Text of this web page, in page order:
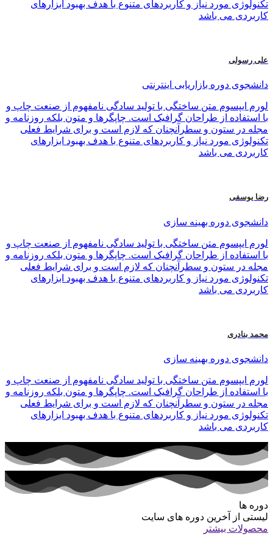
تکنولوژی مورد نیاز و کاربردهای متنوع با هدف بهبود ابزارهای
کاربردی می باشد
علی رسولی
دانشجوی دوره بازاریابی اینترنتی
لورم ایپسوم متن ساختگی با تولید سادگی نامفهوم از صنعت چاپ و
با استفاده از طراحان گرافیک است. چاپگرها و متون بلکه روزنامه و
مجله در ستون و سطرآنچنان که لازم است و برای شرایط فعلی
تکنولوژی مورد نیاز و کاربردهای متنوع با هدف بهبود ابزارهای
کاربردی می باشد
رضا یوسفی
دانشجوی دوره بهینه سازی
لورم ایپسوم متن ساختگی با تولید سادگی نامفهوم از صنعت چاپ و
با استفاده از طراحان گرافیک است. چاپگرها و متون بلکه روزنامه و
مجله در ستون و سطرآنچنان که لازم است و برای شرایط فعلی
تکنولوژی مورد نیاز و کاربردهای متنوع با هدف بهبود ابزارهای
کاربردی می باشد
محمد بنادری
دانشجوی دوره بهینه سازی
لورم ایپسوم متن ساختگی با تولید سادگی نامفهوم از صنعت چاپ و
با استفاده از طراحان گرافیک است. چاپگرها و متون بلکه روزنامه و
مجله در ستون و سطرآنچنان که لازم است و برای شرایط فعلی
تکنولوژی مورد نیاز و کاربردهای متنوع با هدف بهبود ابزارهای
کاربردی می باشد
دوره ها
لیستی از آخرین دوره های سایت
محصولات بیشتر